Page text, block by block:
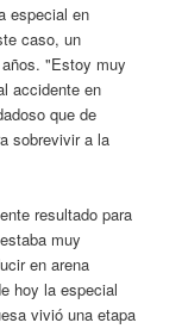
especial en
caso, un
"Estoy muy
accidente en
que de
sobrevivir a la
resultado para
muy
en arena
hoy la especial
vivió una etapa